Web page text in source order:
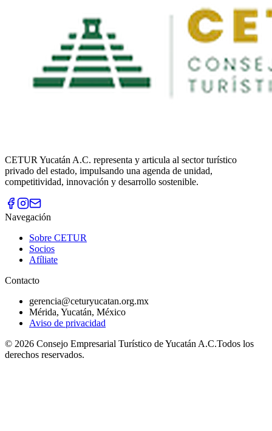
CETUR Yucatán A.C. representa y articula al sector turístico
privado del estado, impulsando una agenda de unidad,
competitividad, innovación y desarrollo sostenible.
Navegación
Sobre CETUR
Socios
Afíliate
Contacto
gerencia@ceturyucatan.org.mx
Mérida, Yucatán, México
Aviso de privacidad
© 2026 Consejo Empresarial Turístico de Yucatán A.C.Todos los
derechos reservados.